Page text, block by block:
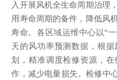
入开展风机全生命周期治理
用寿命周期的备件，降低风
寿命。各区域运维中心以“
天的风功率预测数据，根
划，精准调度检修资源，
作，减少电量损失。检修中